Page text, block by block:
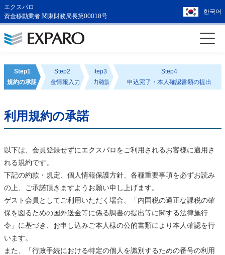
エクスパロ
資金移動業者 関東財務局長第00018号
한국어
Step1
規約の承認
Step2
送金情報入力
Step3
入力確認
Step4
申込完了・本人確認書類の提出
利用規約の承諾
以下は、会員登録せずにエクスパロをご利用されるお客様に適用さ
れる規約です。
下記の約款・規定、個人情報保護方針、各種重要事項を必ずお読み
の上、ご承諾頂きますようお願い申し上げます。
ゲスト会員としてご利用いただく場合、「内国税の適正な課税の確
保を図るための国外送金等に係る調書の提出等に関する法律施行
令」に基づき、お申し込みご本人様の公的書類により本人確認を行
います。
また、「行政手続における特定の個人を識別するための番号の利用